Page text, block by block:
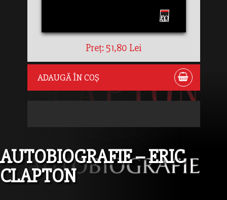
Preț: 51,80 Lei
ADAUGĂ ÎN COȘ
AUTOBIOGRAFIE – ERIC
CLAPTON